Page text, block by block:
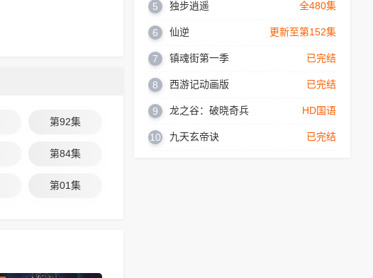
第92集
第84集
第01集
5 全480集
独步逍遥
6 更新至第152集
仙逆
7 已完结
镇魂街第一季
8 已完结
西游记动画版
9 HD国语
龙之谷：破晓奇兵
10 已完结
九天玄帝诀